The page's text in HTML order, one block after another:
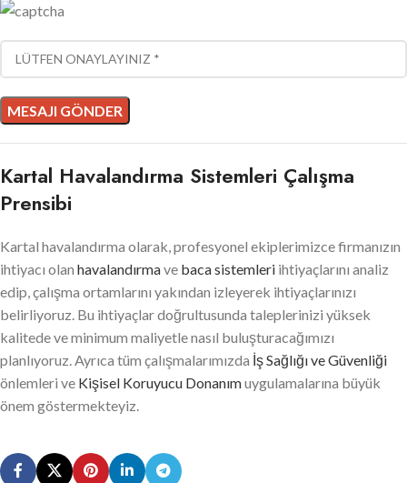
Kartal Havalandırma Sistemleri Çalışma
Prensibi
Kartal havalandırma olarak, profesyonel ekiplerimizce firmanızın
ihtiyacı olan havalandırmave baca sistemleri ihtiyaçlarını analiz
edip, çalışma ortamlarını yakından izleyerek ihtiyaçlarınızı
belirliyoruz. Bu ihtiyaçlar doğrultusunda taleplerinizi yüksek
kalitede ve minimum maliyetle nasıl buluşturacağımızı
planlıyoruz. Ayrıca tüm çalışmalarımızda İş Sağlığı ve Güvenliği
önlemleri ve Kişisel Koruyucu Donanımuygulamalarına büyük
önem göstermekteyiz.